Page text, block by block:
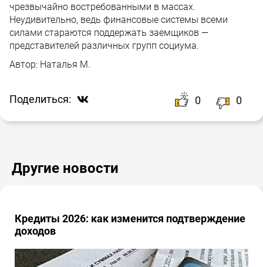
чрезвычайно востребованными в массах.
Неудивительно, ведь финансовые системы всеми
силами стараются поддержать заемщиков —
представителей различных групп социума.
Автор: Наталья М.
Поделиться: 0 0
Другие новости
Кредиты 2026: как изменится подтверждение
доходов